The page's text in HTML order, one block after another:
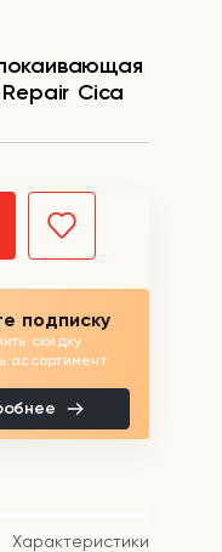
Cica
подписку
скидку
ассортимент
Характеристики